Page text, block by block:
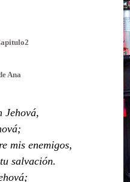
Ana
Jehová,
mis enemigos,
salvación.